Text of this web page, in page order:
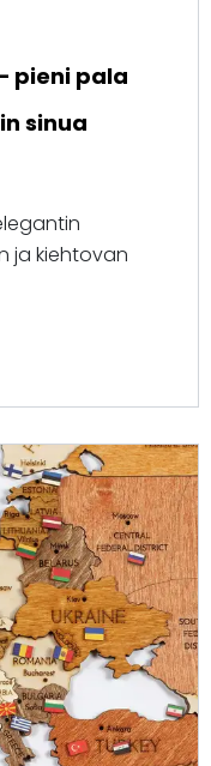
pieni pala
sinua
ja kiehtovan